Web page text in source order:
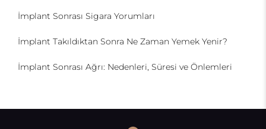
İmplant Sonrası Sigara Yorumları
İmplant Takıldıktan Sonra Ne Zaman Yemek Yenir?
İmplant Sonrası Ağrı: Nedenleri, Süresi ve Önlemleri